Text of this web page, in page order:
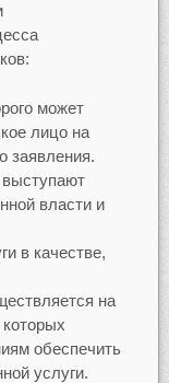
может
лицо на
заявления.
выступают
власти и
в качестве,
на
обеспечить
услуги.